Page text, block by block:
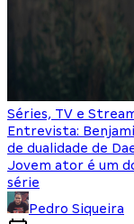
Séries, TV e
Entrevista:
de dualidade de
Jovem ator é um
série
Pedro Siqueira